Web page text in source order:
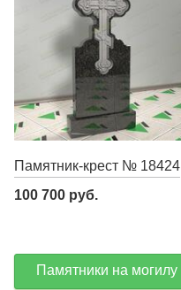
Памятник-крест № 18424
100 700 руб.
Памятники на могилу